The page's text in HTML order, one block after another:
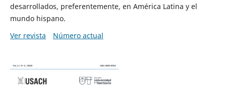
desarrollados, preferentemente, en América Latina y el
mundo hispano.
Ver revista
Número actual